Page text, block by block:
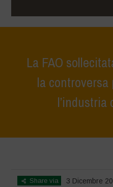
La FAO
la
l’industria
Share via
3 Dicembre